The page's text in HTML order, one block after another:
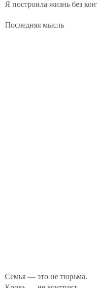
Я построила жизнь без
Последняя мысль
Семья — это не тюрьма.